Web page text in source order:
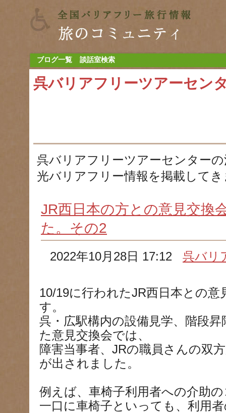
ブログ一覧 談話室検索
呉バリアフリーツアーセン
呉バリアフリーツアーセンター
光バリアフリー情報を掲載して
JR西日本の方との意見交換
た。その2
2022年10月28日 17:12呉バリ
10/19に行われたJR西日本との意
す。
呉・広駅構内の設備見学、階段
た意見交換会では、
障害当事者、JRの職員さんの双
が出されました。
例えば、車椅子利用者への介助
一口に車椅子といっても、利用